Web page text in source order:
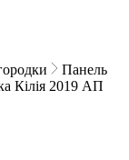
Панель
Кілія 2019 АП